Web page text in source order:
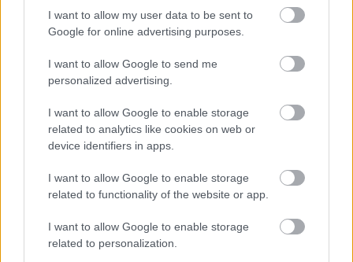
I want to allow my user data to be sent to
Google for online advertising purposes.
I want to allow Google to send me
personalized advertising.
I want to allow Google to enable storage
related to analytics like cookies on web or
device identifiers in apps.
I want to allow Google to enable storage
related to functionality of the website or app.
I want to allow Google to enable storage
related to personalization.
ΕΟΠΥΥ: Επίδομα έως 150 ευρώ – Ποιοι
ασφαλισμένοι το δικαιούνται
Τι σημαίνει η λέξη «ρίψασπις»
εργασίας με απολυτήριο γυμνασίου